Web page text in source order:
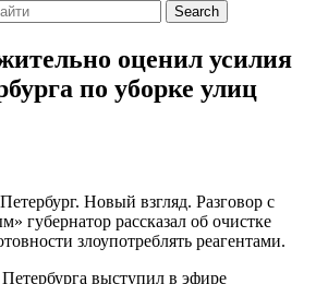
Search
оценил усилия
по уборке улиц
Новый взгляд. Разговор с
губернатор рассказал об очистке
злоупотреблять реагентами.
выступил в эфире